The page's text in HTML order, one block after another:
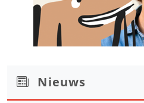
Nieuws